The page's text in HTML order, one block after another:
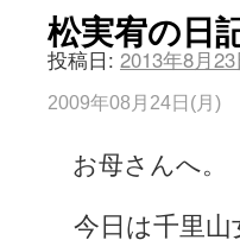
松実宥の日
投稿日: 2013年8月23
2009年08月24日(月)
お母さんへ。
今日は千里山